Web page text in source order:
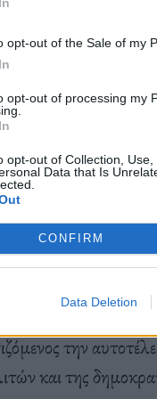
opt-out of the Sale of my
opt-out of processing my
opt-out of Collection,
Data that Is
CONFIRM
Data Deletion
η δυναμική
Κάθε
βγαίνουν
μαζί, ενισχύουμε
γεννήθηκε
συνεργασίας,
προωθηθεί η
μελών του
ανάμεσα στις
πρόσφατα
την
και της